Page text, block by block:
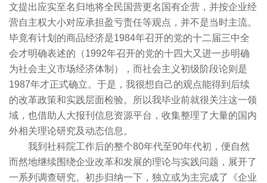
文提出应实至名归地将全民国营更名国有企营，并按企业经
营自主权大小对应承担盈亏责任等观点，并不是当时主流。
毕竟有计划的商品经济是1984年召开的党的十二届三中全
会才明确表述的（1992年召开的党的十四大又进一步明确
为社会主义市场经济体制），而社会主义初级阶段论则是
1987年才正式确立。于是，我很想自己的观点能得到后续
的改革政策和实践层面检验。所以我毕业前就很关注这一领
域，也借助人大报刊信息资源平台，收集整理了大量的国内
外相关理论研究及动态信息。
我到社科院工作后的整个80年代至90年代初，便自然
而然地继续围绕企业改革和发展的理论与实践问题，展开了
一系列调查研究。初步归纳一下，独立或为主完成了《企业